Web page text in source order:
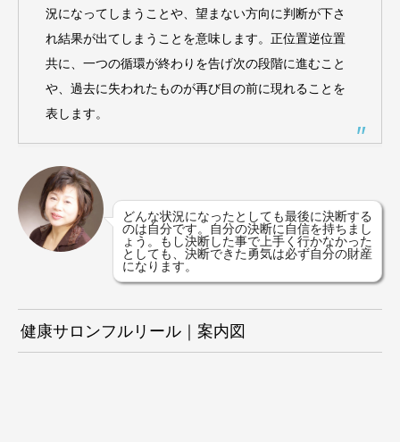
況になってしまうことや、望まない方向に判断が下さ
れ結果が出てしまうことを意味します。正位置逆位置
共に、一つの循環が終わりを告げ次の段階に進むこと
や、過去に失われたものが再び目の前に現れることを
表します。
どんな状況になったとしても最後に決断する
のは自分です。自分の決断に自信を持ちまし
ょう。もし決断した事で上手く行かなかった
としても、決断できた勇気は必ず自分の財産
になります。
健康サロンフルリール｜案内図